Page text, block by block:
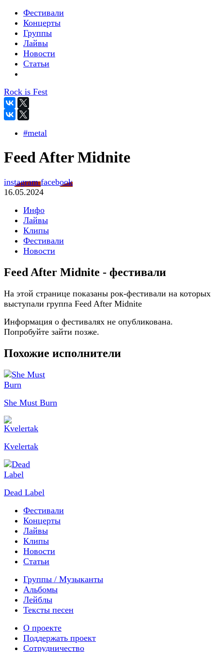
Фестивали
Концерты
Группы
Лайвы
Новости
Статьи
Rock is Fest
#metal
Feed After Midnite
instagramfacebook
16.05.2024
Инфо
Лайвы
Клипы
Фестивали
Новости
Feed After Midnite - фестивали
На этой странице показаны рок-фестивали на которых
выступали группа Feed After Midnite
Информация о фестивалях не опубликована.
Попробуйте зайти позже.
Похожие исполнители
She Must Burn
Kvelertak
Dead Label
Фестивали
Концерты
Лайвы
Клипы
Новости
Статьи
Группы / Музыканты
Альбомы
Лейблы
Тексты песен
О проекте
Поддержать проект
Сотрудничество